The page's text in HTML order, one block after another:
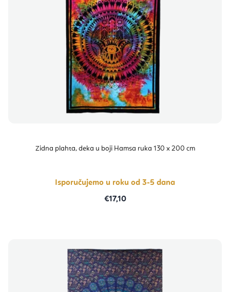
Zidna plahta, deka u boji Hamsa ruka 130 x 200 cm
Isporučujemo u roku od 3-5 dana
€17,10